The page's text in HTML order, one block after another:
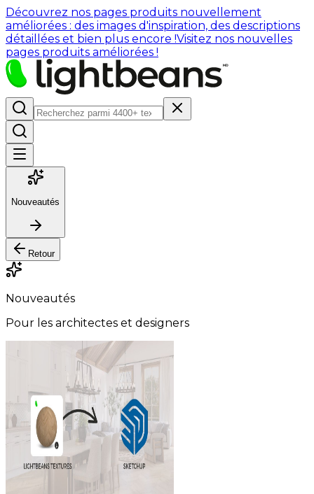
Découvrez nos pages produits nouvellement
améliorées : des images d'inspiration, des descriptions
détaillées et bien plus encore !Visitez nos nouvelles
pages produits améliorées !
Nouveautés
Retour
Nouveautés
Pour les architectes et designers